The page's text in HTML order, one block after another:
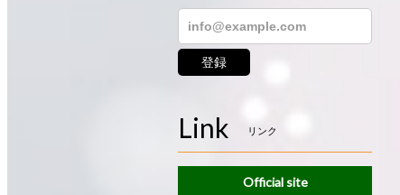
登録
Link リンク
Official site